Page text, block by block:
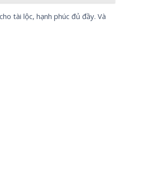
tài lộc, hạnh phúc đủ đầy. Và